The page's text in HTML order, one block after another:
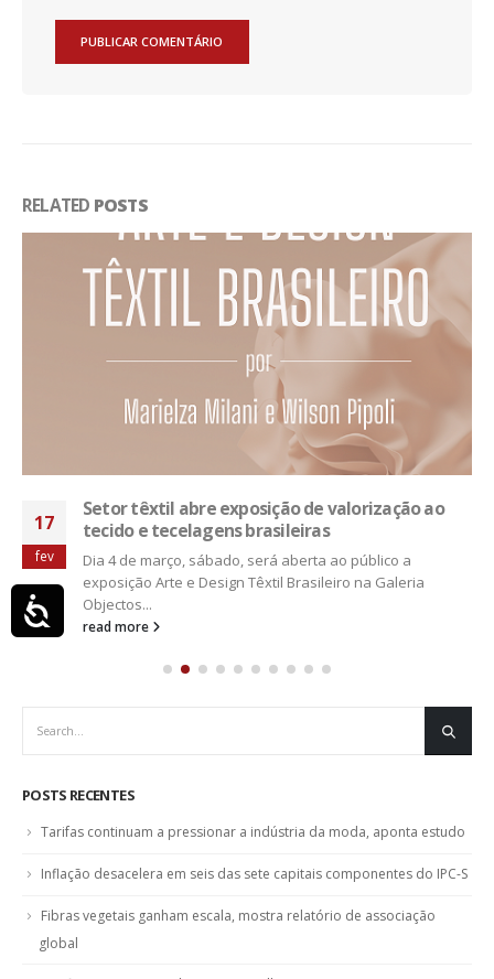
Acessibilidade
RELATED POSTS
17
fev
Setor têxtil abre exposição de valorização ao
tecido e tecelagens brasileiras
Dia 4 de março, sábado, será aberta ao público a
exposição Arte e Design Têxtil Brasileiro na Galeria
Objectos...
read more
POSTS RECENTES
Tarifas continuam a pressionar a indústria da moda, aponta estudo
Inflação desacelera em seis das sete capitais componentes do IPC-S
Fibras vegetais ganham escala, mostra relatório de associação
global